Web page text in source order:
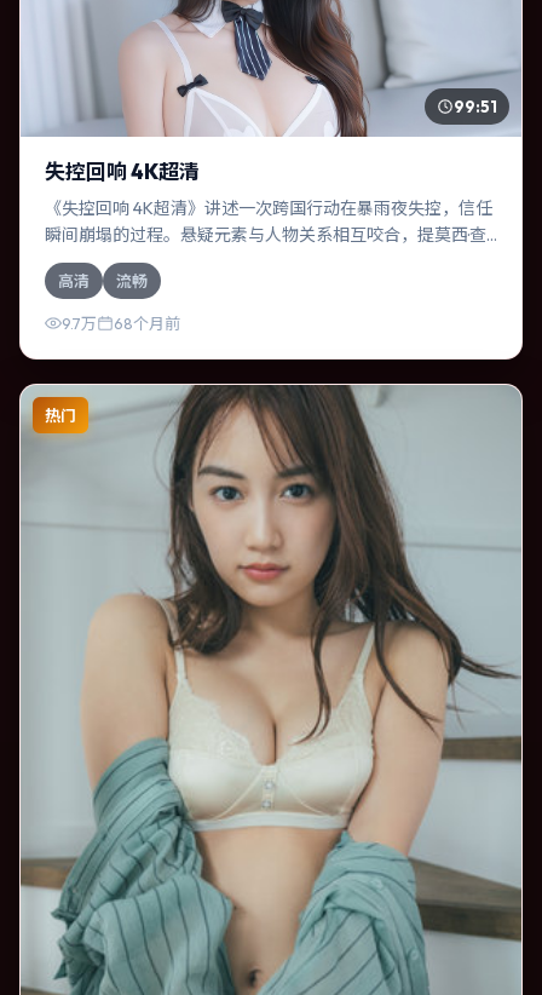
99:51
失控回响 4K超清
《失控回响 4K超清》讲述一次跨国行动在暴雨夜失控，信任
瞬间崩塌的过程。悬疑元素与人物关系相互咬合，提莫西·查
拉梅、奥卡菲娜的对手戏尤为出彩。导演宫崎骏善于在长镜
头中积蓄张力，本片亦在英国实地取景，增强真实质感。
高清 流畅
9.7万 68个月前
热门